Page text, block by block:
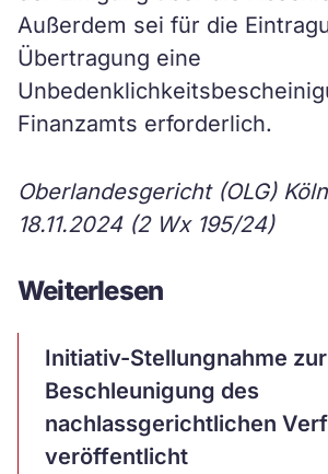
Außerdem sei für die
Übertragung eine
Finanzamts erforderlich.
Oberlandesgericht (OLG)
18.11.2024 (2 Wx 195/24)
Weiterlesen
Initiativ-Stellungnahme zur
Beschleunigung des
nachlassgerichtlichen
veröffentlicht
Artikel
ansehen